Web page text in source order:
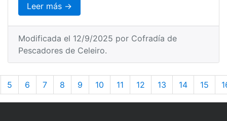
Leer más →
Modificada el 12/9/2025 por Cofradía de
Pescadores de Celeiro.
5 6 7 8 9 10 11 12 13 14 15